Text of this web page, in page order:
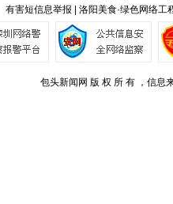
有害短信息举报 | 洛阳美食·绿色网络
包头新闻网 版 权 所 有 ，信息